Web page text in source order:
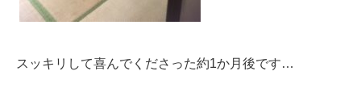
スッキリして喜んでくださった約1か月後です…